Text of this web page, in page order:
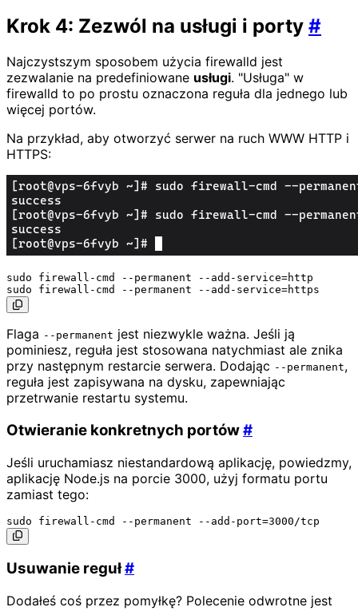
Krok 4: Zezwól na usługi i porty #
Najczystszym sposobem użycia firewalld jest
zezwalanie na predefiniowane usługi. "Usługa" w
firewalld to po prostu oznaczona reguła dla jednego lub
więcej portów.
Na przykład, aby otworzyć serwer na ruch WWW HTTP i
HTTPS:
sudo firewall-cmd --permanent --add-service=http
Flaga --permanent jest niezwykle ważna. Jeśli ją
pominiesz, reguła jest stosowana natychmiast ale znika
przy następnym restarcie serwera. Dodając --permanent,
reguła jest zapisywana na dysku, zapewniając
przetrwanie restartu systemu.
Otwieranie konkretnych portów#
Jeśli uruchamiasz niestandardową aplikację, powiedzmy,
aplikację Node.js na porcie 3000, użyj formatu portu
zamiast tego:
Usuwanie reguł#
Dodałeś coś przez pomyłkę? Polecenie odwrotne jest